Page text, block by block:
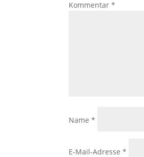
Kommentar*
Name*
E-Mail-Adresse*